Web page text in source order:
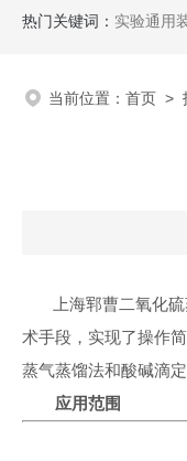
热门关键词： 实验通用
当前位置： 首页 >
上海郓曹二氧化
术手段，实现了操作
蒸气蒸馏法和酸碱滴
应用范围